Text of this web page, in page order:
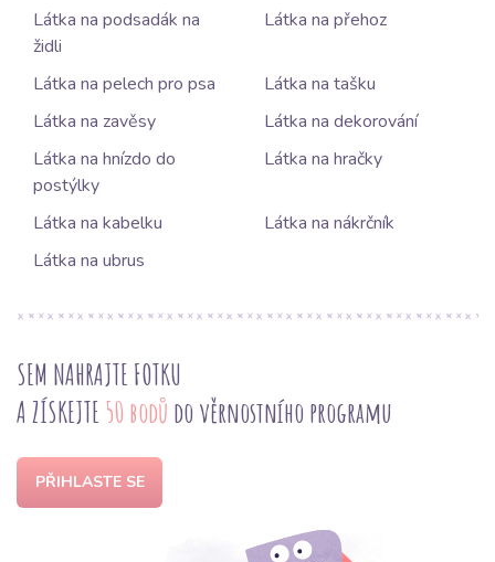
Látka na podsadák na
židli
Látka na přehoz
Látka na pelech pro psa
Látka na tašku
Látka na zavěsy
Látka na dekorování
Látka na hnízdo do
postýlky
Látka na hračky
Látka na kabelku
Látka na nákrčník
Látka na ubrus
SEM NAHRAJTE FOTKU
A ZÍSKEJTE 50 bodů do věrnostního programu
PŘIHLASTE SE